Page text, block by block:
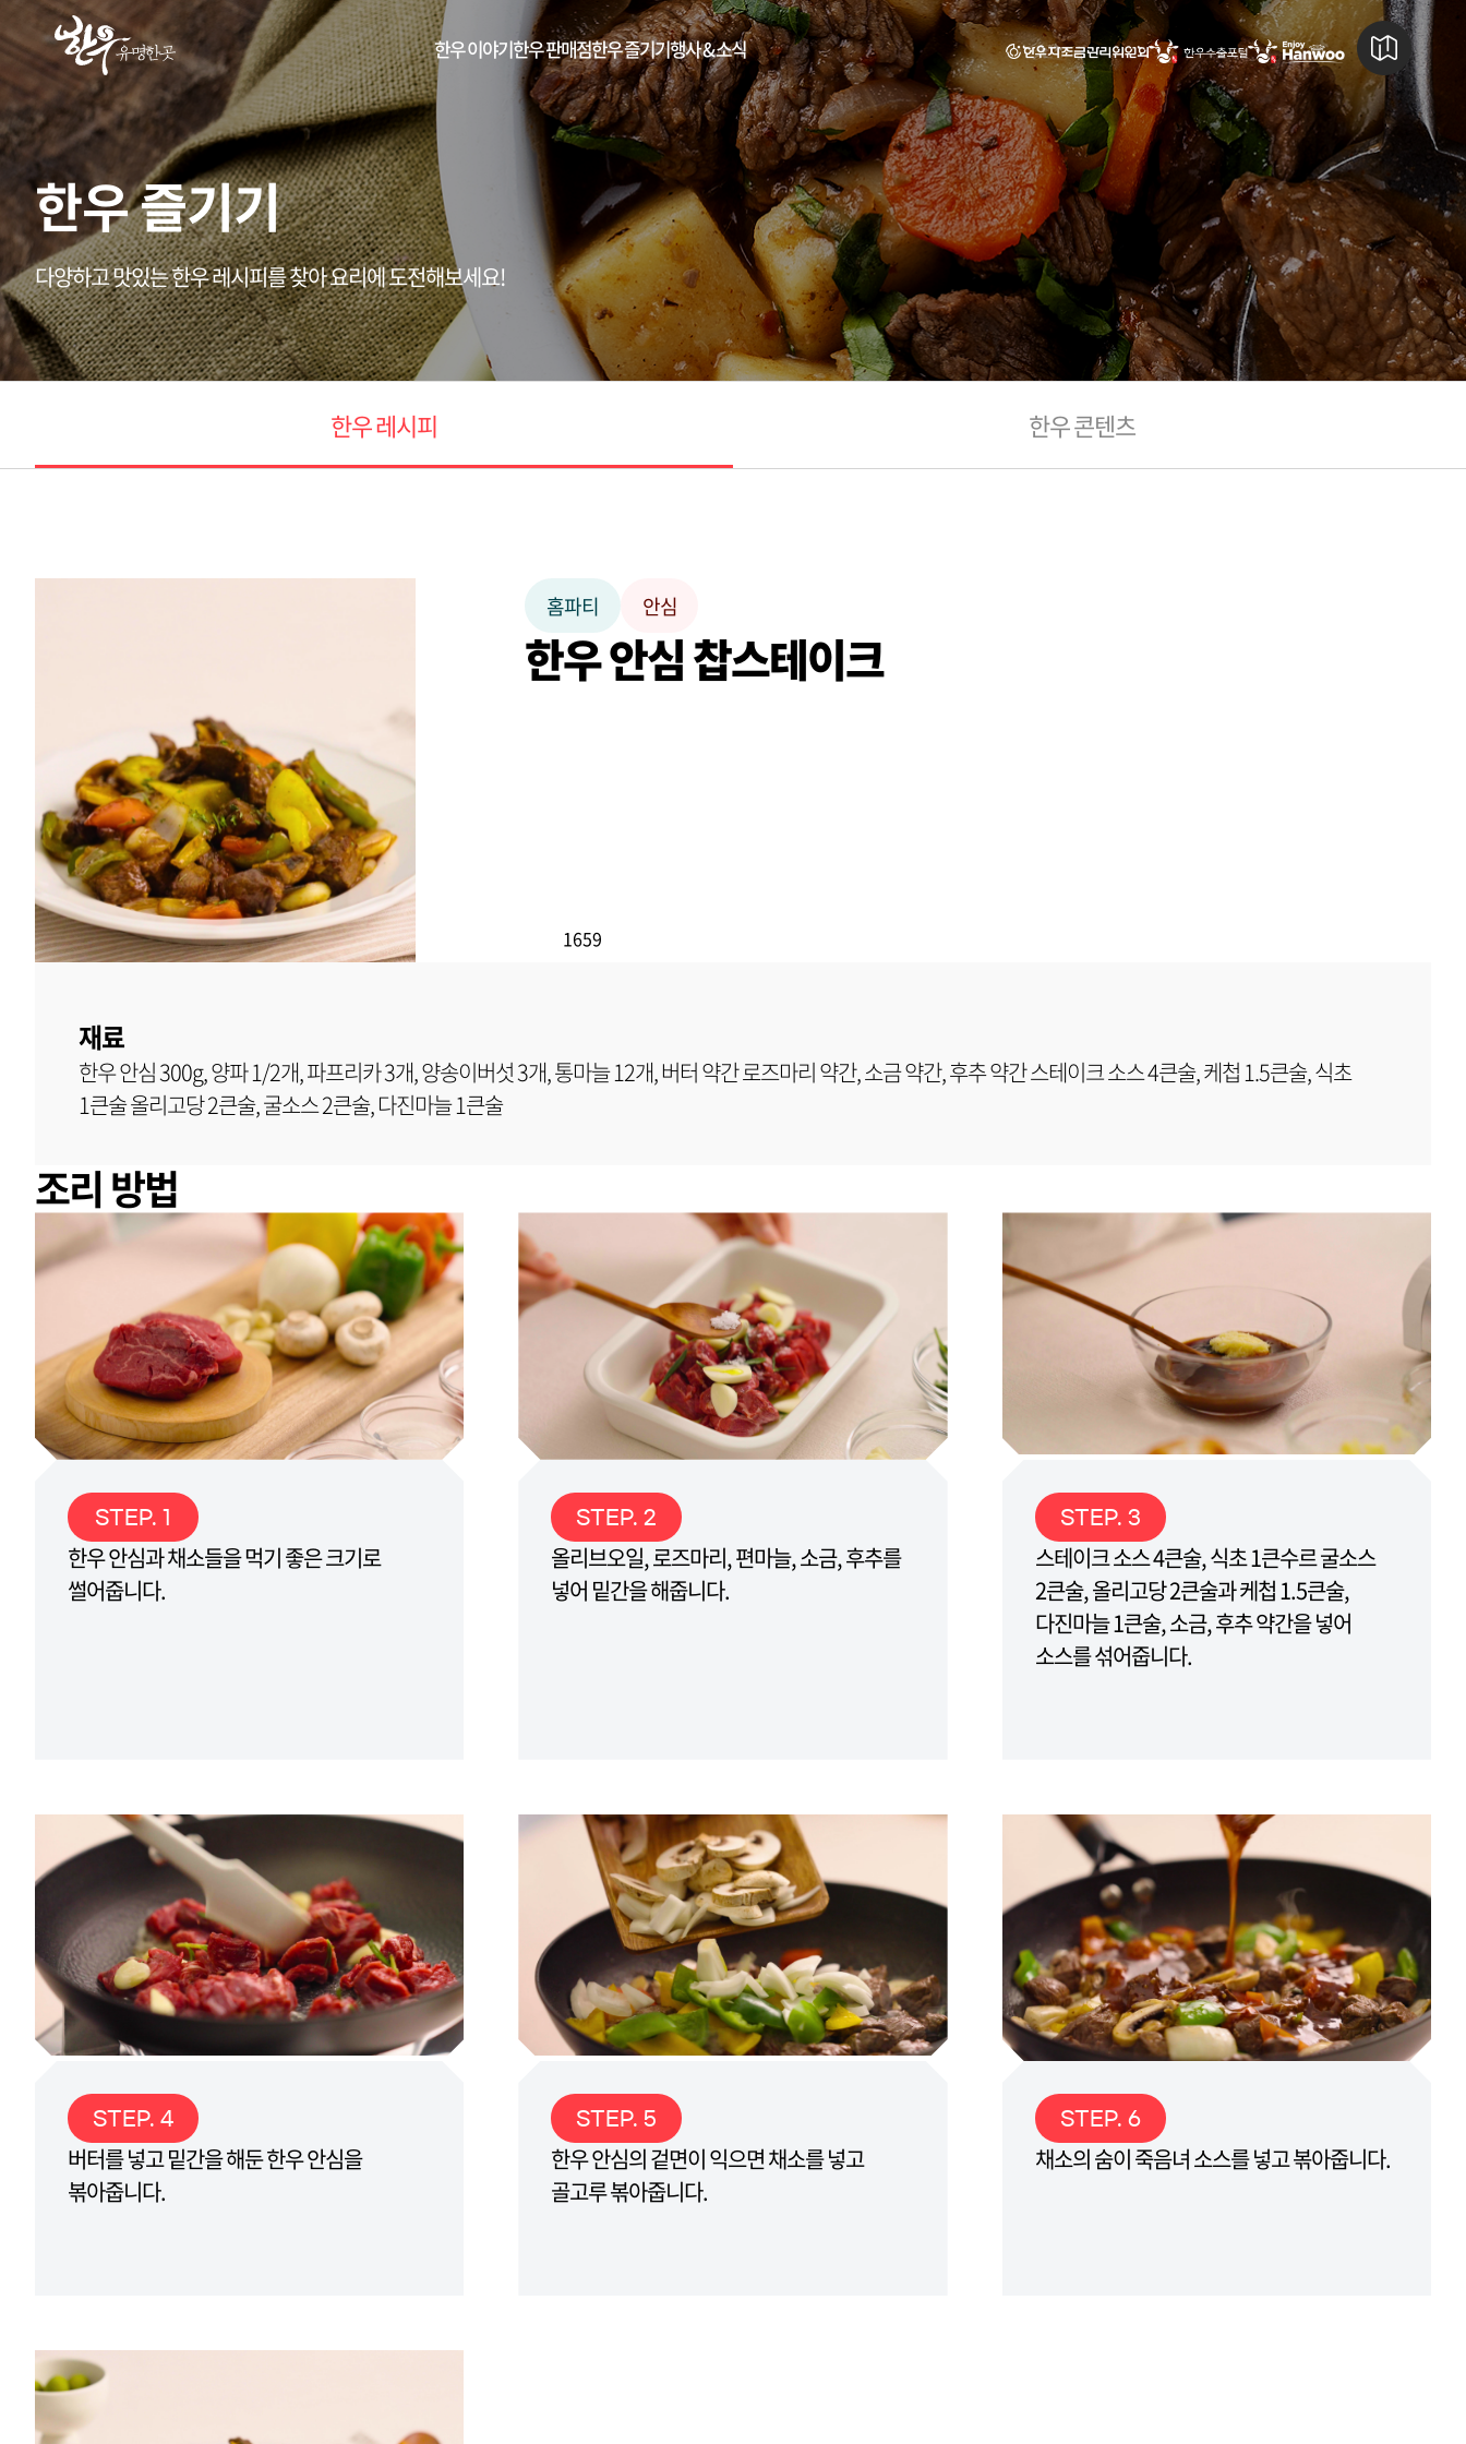
한우 이야기한우 판매점한우 즐기기행사 & 소식
한우 즐기기
다양하고 맛있는 한우 레시피를 찾아 요리에 도전해보세요!
한우 레시피 한우 콘텐츠
홈파티 안심
한우 안심 찹스테이크
1659
재료
한우 안심 300g, 양파 1/2개, 파프리카 3개, 양송이버섯 3개, 통마늘 12개, 버터 약간 로즈마리 약간, 소금 약간, 후추 약간 스테이크 소스 4큰술, 케첩 1.5큰술, 식초
1큰술 올리고당 2큰술, 굴소스 2큰술, 다진마늘 1큰술
조리 방법
STEP. 1
한우 안심과 채소들을 먹기 좋은 크기로
썰어줍니다.
STEP. 2
올리브오일, 로즈마리, 편마늘, 소금, 후추를
넣어 밑간을 해줍니다.
STEP. 3
스테이크 소스 4큰술, 식초 1큰수르 굴소스
2큰술, 올리고당 2큰술과 케첩 1.5큰술,
다진마늘 1큰술, 소금, 후추 약간을 넣어
소스를 섞어줍니다.
STEP. 4
버터를 넣고 밑간을 해둔 한우 안심을
볶아줍니다.
STEP. 5
한우 안심의 겉면이 익으면 채소를 넣고
골고루 볶아줍니다.
STEP. 6
채소의 숨이 죽음녀 소스를 넣고 볶아줍니다.